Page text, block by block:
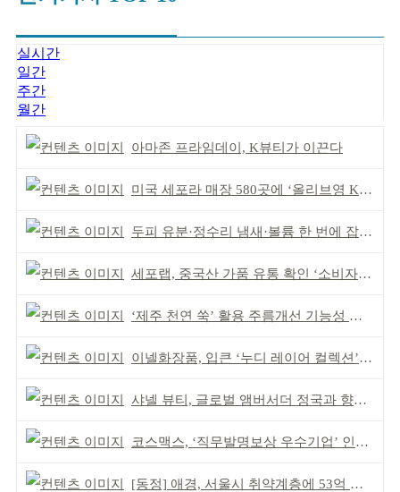
실시간
일간
주간
월간
아마존 프라임데이, K뷰티가 이끈다
미국 세포라 매장 580곳에 ‘올리브영 K뷰티에딧’ 론칭
두피 유분·정수리 냄새·볼륨 한 번에 잡는다
세포랩, 중국산 가품 유통 확인 ‘소비자 주의’ 당부
‘제주 천연 쑥’ 활용 주름개선 기능성 식약처 심사 통과
이넬화장품, 입큰 ‘누디 레이어 컬렉션’ 출시
샤넬 뷰티, 글로벌 앰버서더 정국과 향수 캠페인 공개
코스맥스, ‘직무발명보상 우수기업’ 인증 획득 IP 경영 강화
[동정] 애경, 서울시 취약계층에 53억 제품 기부